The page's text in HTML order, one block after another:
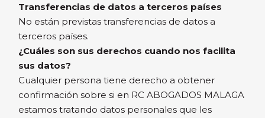
Transferencias de datos a terceros países
No están previstas transferencias de datos a
terceros países.
¿Cuáles son sus derechos cuando nos facilita
sus datos?
Cualquier persona tiene derecho a obtener
confirmación sobre si en RC ABOGADOS MALAGA
estamos tratando datos personales que les